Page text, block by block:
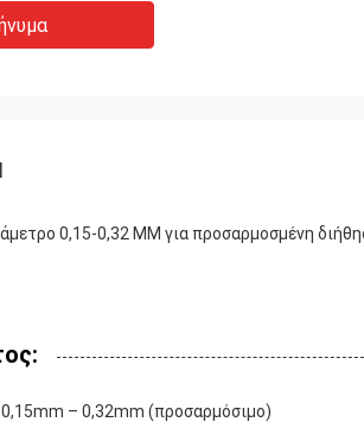
0,15-0,32 MM για προσαρμοσμένη
– 0,32mm (προσαρμόσιμο)